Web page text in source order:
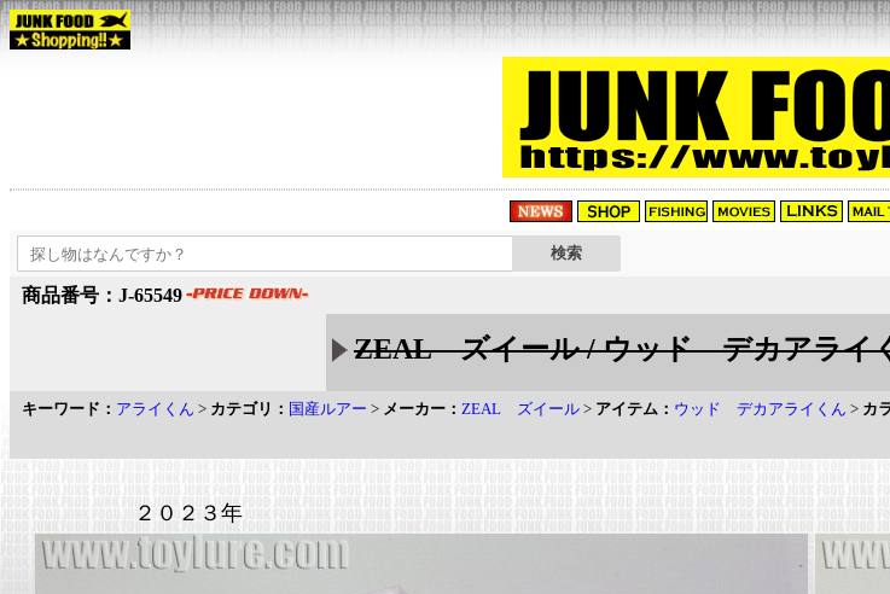
商品番号：J-65549
ZEAL ズイール / ウッド デカアライ
キーワード： アライくん > カテゴリ： 国産ルアー > メーカー： ZEAL ズイール > アイテム： ウッド デカアライくん > カ
２０２３年